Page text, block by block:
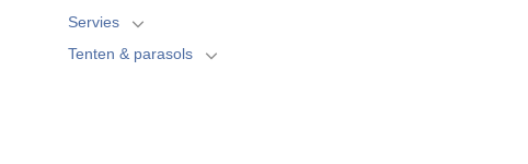
Servies
Tenten & parasols